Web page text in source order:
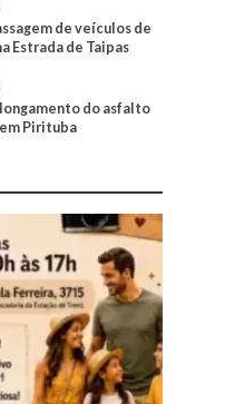
de veículos de
Estrada de Taipas
do asfalto
em Pirituba